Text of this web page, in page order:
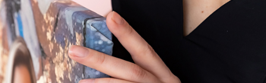
Ваш город:
Ваш регион доставки
Выберите из списка: